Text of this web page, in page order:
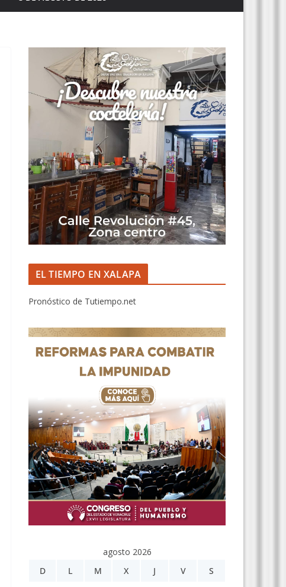
EL TIEMPO EN XALAPA
Pronóstico de Tutiempo.net
agosto 2026
D
L M X J V S